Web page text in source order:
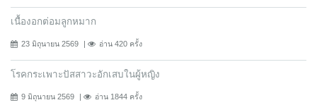
เนื้องอกต่อมลูกหมาก
23 มิถุนายน 2569 อ่าน 420 ครั้ง
โรคกระเพาะปัสสาวะอักเสบในผู้หญิง
9 มิถุนายน 2569 อ่าน 1844 ครั้ง